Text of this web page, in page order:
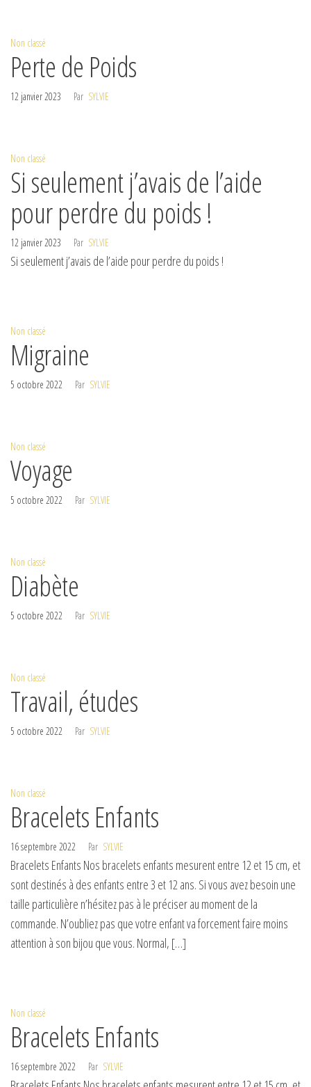
Non classé
Perte de Poids
12 janvier 2023 Par SYLVIE
Non classé
Si seulement j’avais de l’aide
pour perdre du poids !
12 janvier 2023 Par SYLVIE
Si seulement j’avais de l’aide pour perdre du poids !
Non classé
Migraine
5 octobre 2022 Par SYLVIE
Non classé
Voyage
5 octobre 2022 Par SYLVIE
Non classé
Diabète
5 octobre 2022 Par SYLVIE
Non classé
Travail, études
5 octobre 2022 Par SYLVIE
Non classé
Bracelets Enfants
16 septembre 2022 Par SYLVIE
Bracelets Enfants Nos bracelets enfants mesurent entre 12 et 15 cm, et
sont destinés à des enfants entre 3 et 12 ans. Si vous avez besoin une
taille particulière n’hésitez pas à le préciser au moment de la
commande. N’oubliez pas que votre enfant va forcement faire moins
attention à son bijou que vous. Normal, […]
Non classé
Bracelets Enfants
16 septembre 2022 Par SYLVIE